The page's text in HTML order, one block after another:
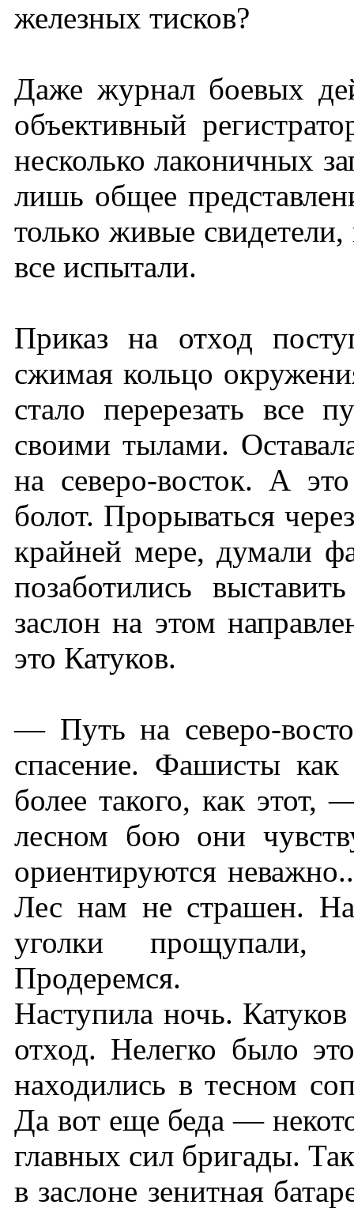
железных тисков?
Даже журнал боевых
объективный
несколько лаконичных
лишь общее
только живые
все испытали.
Приказ на отход
сжимая кольцо
стало перерезать все
своими тылами.
на северо-восток. А
болот. Прорываться
крайней мере, думали
позаботились
заслон на этом
это Катуков.
— Путь на северо-
спасение. Фашисты как
более такого, как
лесном бою они
ориентируются
Лес нам не страшен.
уголки прощупали,
Продеремся.
Наступила ночь.
отход. Нелегко было
находились в тесном
Да вот еще беда —
главных сил бригады.
в заслоне зенитная